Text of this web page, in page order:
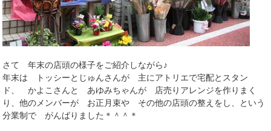
さて 年末の店頭の様子をご紹介しながら♪
年末は トッシーとじゅんさんが 主にアトリエで宅配とスタン
ド、 かよこさんと あゆみちゃんが 店売りアレンジを作りまく
り、他のメンバーが お正月束や その他の店頭の整えをし、という
分業制で がんばりました＊＾＾＊